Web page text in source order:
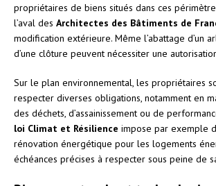
propriétaires de biens situés dans ces
l’aval des Architectes des Bâtiments de
modification extérieure. Même l’abattage d’un
d’une clôture peuvent nécessiter une
Sur le plan environnemental, les propriétaires
respecter diverses obligations, notamment en
des déchets, d’assainissement ou de
loi Climat et Résilience impose par exemple
rénovation énergétique pour les logements
échéances précises à respecter sous peine de